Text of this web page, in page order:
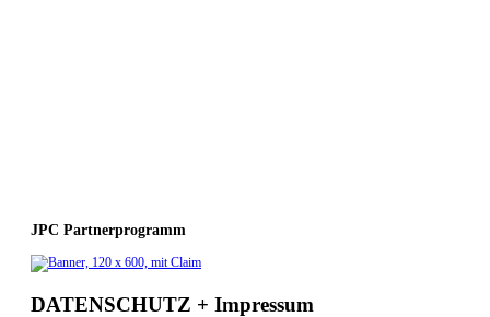
JPC Partnerprogramm
DATENSCHUTZ + Impressum